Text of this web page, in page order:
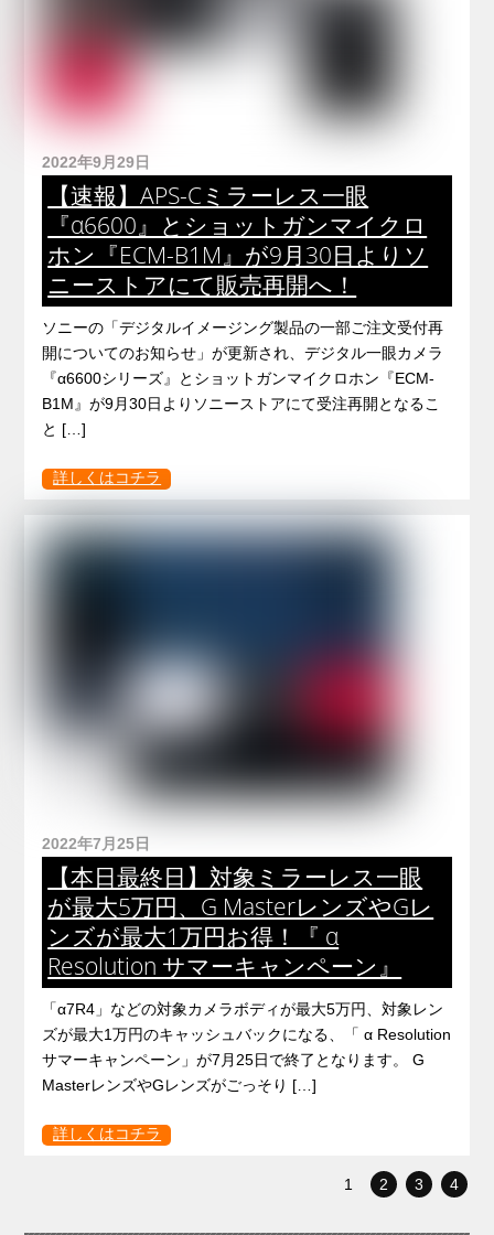
2022年9月29日
【速報】APS-Cミラーレス一眼
『α6600』とショットガンマイクロ
ホン『ECM-B1M』が9月30日よりソ
ニーストアにて販売再開へ！
ソニーの「デジタルイメージング製品の一部ご注文受付再
開についてのお知らせ」が更新され、デジタル一眼カメラ
『α6600シリーズ』とショットガンマイクロホン『ECM-
B1M』が9月30日よりソニーストアにて受注再開となるこ
と […]
詳しくはコチラ
2022年7月25日
【本日最終日】対象ミラーレス一眼
が最大5万円、G MasterレンズやGレ
ンズが最大1万円お得！『 α
Resolution サマーキャンペーン』
「α7R4」などの対象カメラボディが最大5万円、対象レン
ズが最大1万円のキャッシュバックになる、「 α Resolution
サマーキャンペーン」が7月25日で終了となります。 G
MasterレンズやGレンズがごっそり […]
詳しくはコチラ
1 2 3 4